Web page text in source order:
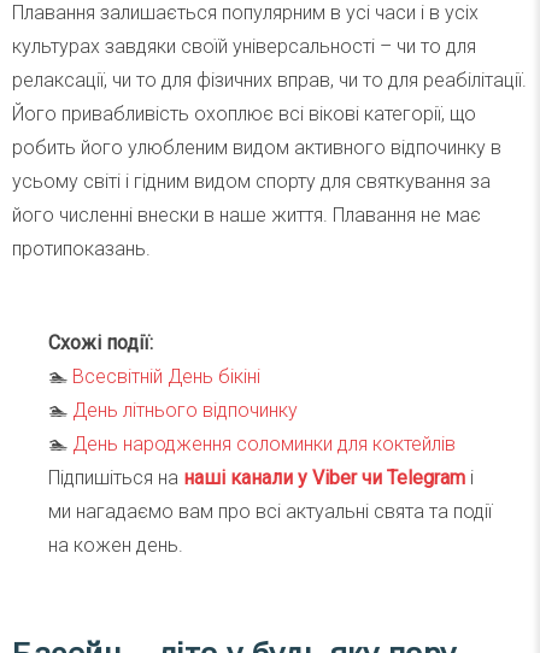
Плавання залишається популярним в усі часи і в усіх
культурах завдяки своїй універсальності – чи то для
релаксації, чи то для фізичних вправ, чи то для реабілітації.
Його привабливість охоплює всі вікові категорії, що
робить його улюбленим видом активного відпочинку в
усьому світі і гідним видом спорту для святкування за
його численні внески в наше життя. Плавання не має
протипоказань.
Схожі події:
🏊 Всесвітній День бікіні
🏊 День літнього відпочинку
🏊 День народження соломинки для коктейлів
Підпишіться на наші канали у Viber чи Telegram і
ми нагадаємо вам про всі актуальні свята та події
на кожен день.